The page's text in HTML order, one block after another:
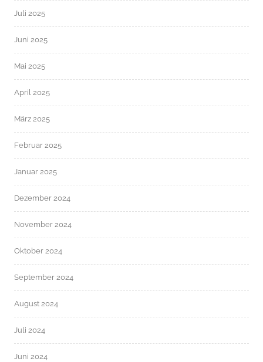
Juli 2025
Juni 2025
Mai 2025
April 2025
März 2025
Februar 2025
Januar 2025
Dezember 2024
November 2024
Oktober 2024
September 2024
August 2024
Juli 2024
Juni 2024